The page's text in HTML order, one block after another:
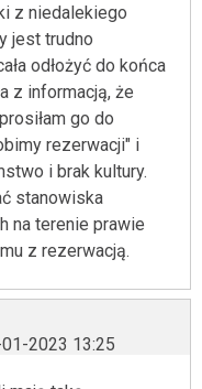
z niedalekiego
jest trudno
odłożyć do końca
z informacją, że
go do
rezerwacji" i
i brak kultury.
stanowiska
na terenie prawie
z rezerwacją.
2023 13:25